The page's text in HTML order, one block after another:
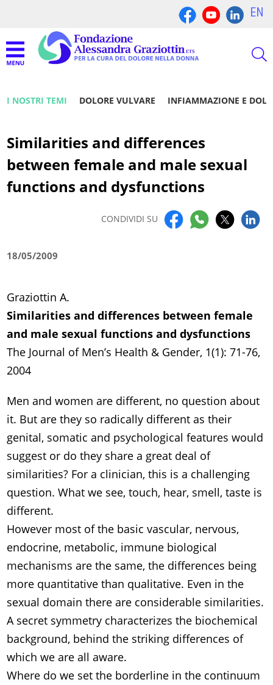
EN
I NOSTRI TEMI DOLORE VULVARE INFIAMMAZIONE E
Similarities and differences
between female and male sexual
functions and dysfunctions
CONDIVIDI SU
18/05/2009
Graziottin A.
Similarities and differences between female
and male sexual functions and dysfunctions
The Journal of Men’s Health & Gender, 1(1): 71-76,
2004
Men and women are different, no question about
it. But are they so radically different as their
genital, somatic and psychological features would
suggest or do they share a great deal of
similarities? For a clinician, this is a challenging
question. What we see, touch, hear, smell, taste is
different.
However most of the basic vascular, nervous,
endocrine, metabolic, immune biological
mechanisms are the same, the differences being
more quantitative than qualitative. Even in the
sexual domain there are considerable similarities.
A secret symmetry characterizes the biochemical
background, behind the striking differences of
which we are all aware.
Where do we set the borderline in the continuum